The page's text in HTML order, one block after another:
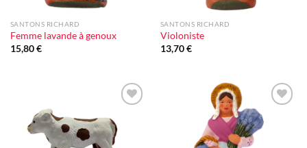
SANTONS RICHARD
Femme lavande à genoux
15,80€
SANTONS RICHARD
Violoniste
13,70€
à la liste
d'envie
à la liste